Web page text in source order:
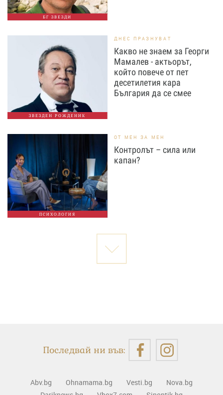
БГ ЗВЕЗДИ
ЗВЕЗДЕН РОЖДЕНИК
ДНЕС ПРАЗНУВАТ
Какво не знаем за Георги
Мамалев - актьорът,
който повече от пет
десетилетия кара
България да се смее
ПСИХОЛОГИЯ
ОТ МЕН ЗА МЕН
Контролът – сила или
капан?
Последвай ни във:
Abv.bg Ohnamama.bg Vesti.bg
Nova.bg